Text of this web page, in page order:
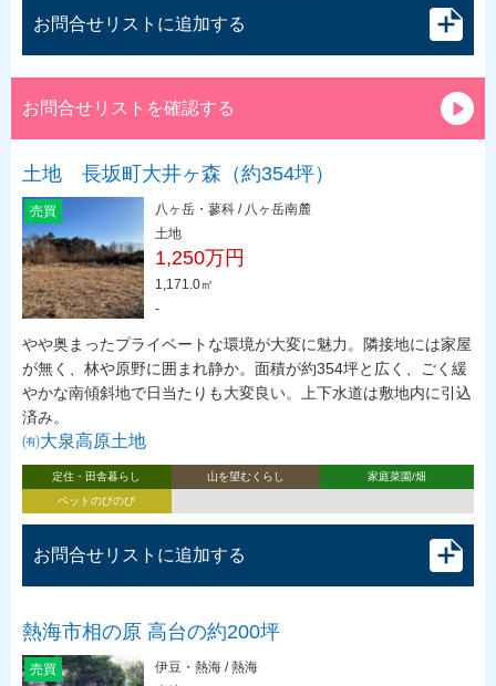
お問合せリストに追加する
お問合せリストを確認する
土地 長坂町大井ヶ森（約354坪）
売買
八ヶ岳・蓼科 / 八ヶ岳南麓
土地
1,250万円
1,171.0㎡
-
やや奥まったプライベートな環境が大変に魅力。隣接地には家屋
が無く、林や原野に囲まれ静か。面積が約354坪と広く、ごく緩
やかな南傾斜地で日当たりも大変良い。上下水道は敷地内に引込
済み。
㈲大泉高原土地
定住・田舎暮らし 山を望むくらし
家庭菜園/畑
ペットのびのび
お問合せリストに追加する
熱海市相の原 高台の約200坪
売買
伊豆・熱海 / 熱海